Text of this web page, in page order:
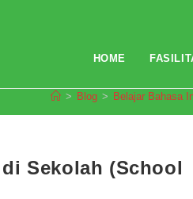
HOME
> Blog > Belajar Bahasa
Sekolah (School